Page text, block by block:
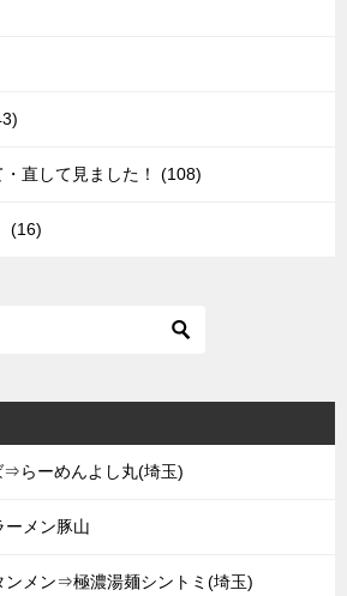
直して見ました！ (108)
(16)
⇒らーめんよし丸(埼玉)
メン豚山
ンメン⇒極濃湯麺シントミ(埼玉)